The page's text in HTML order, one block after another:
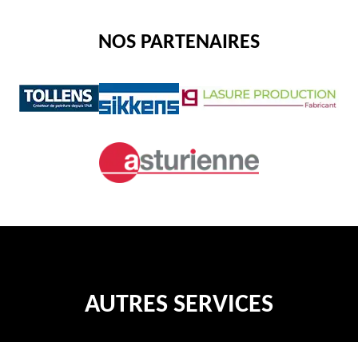
NOS PARTENAIRES
AUTRES SERVICES